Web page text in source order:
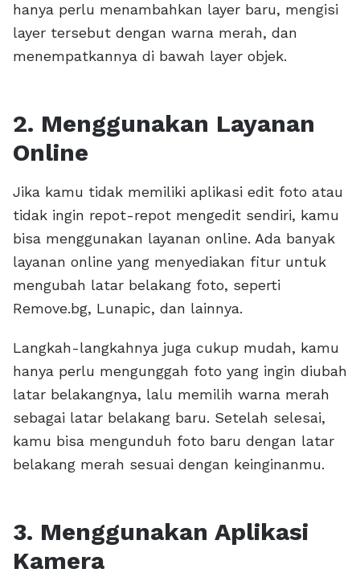
hanya perlu menambahkan layer baru, mengisi
layer tersebut dengan warna merah, dan
menempatkannya di bawah layer objek.
2. Menggunakan Layanan
Online
Jika kamu tidak memiliki aplikasi edit foto atau
tidak ingin repot-repot mengedit sendiri, kamu
bisa menggunakan layanan online. Ada banyak
layanan online yang menyediakan fitur untuk
mengubah latar belakang foto, seperti
Remove.bg, Lunapic, dan lainnya.
Langkah-langkahnya juga cukup mudah, kamu
hanya perlu mengunggah foto yang ingin diubah
latar belakangnya, lalu memilih warna merah
sebagai latar belakang baru. Setelah selesai,
kamu bisa mengunduh foto baru dengan latar
belakang merah sesuai dengan keinginanmu.
3. Menggunakan Aplikasi
Kamera